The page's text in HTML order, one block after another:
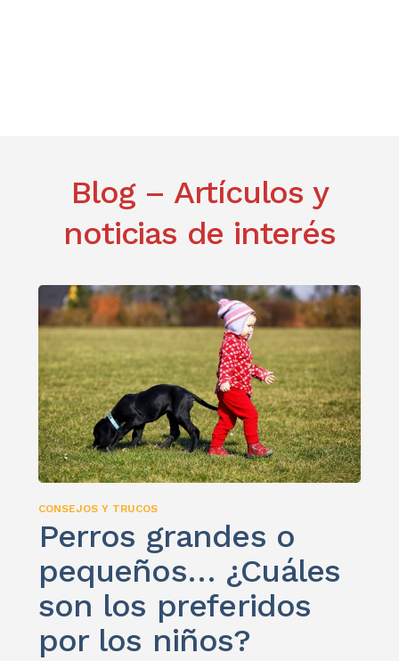
Blog – Artículos y
noticias de interés
CONSEJOS Y TRUCOS
Perros grandes o
pequeños… ¿Cuáles
son los preferidos
por los niños?